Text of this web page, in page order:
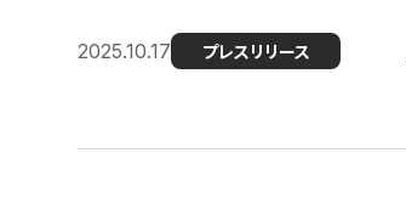
2025.10.17 プレスリリース